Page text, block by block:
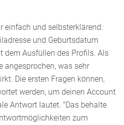
einfach und selbsterklärend:
und Geburtsdatum
dem Ausfüllen des Profils. Als
angesprochen, was sehr
Die ersten Fragen können,
werden, um deinen Account
Antwort lautet. "Das behalte
zum